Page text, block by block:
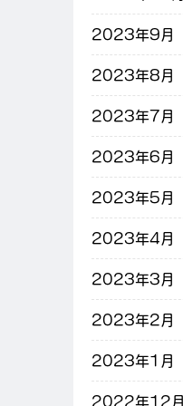
2023年9月
2023年8月
2023年7月
2023年6月
2023年5月
2023年4月
2023年3月
2023年2月
2023年1月
2022年12月